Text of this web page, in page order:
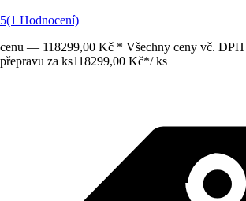
5(1 Hodnocení)
cenu — 118299,00 Kč * Všechny ceny vč. DPH
přepravu za ks118299,00 Kč*/ ks